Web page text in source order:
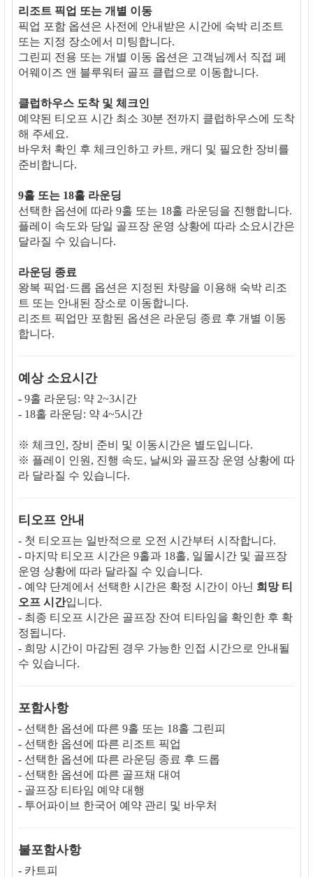
리조트 픽업 또는 개별 이동
픽업 포함 옵션은 사전에 안내받은 시간에 숙박 리조트
또는 지정 장소에서 미팅합니다.
그린피 전용 또는 개별 이동 옵션은 고객님께서 직접 페
어웨이즈 앤 블루워터 골프 클럽으로 이동합니다.
클럽하우스 도착 및 체크인
예약된 티오프 시간 최소 30분 전까지 클럽하우스에 도착
해 주세요.
바우처 확인 후 체크인하고 카트, 캐디 및 필요한 장비를
준비합니다.
9홀 또는 18홀 라운딩
선택한 옵션에 따라 9홀 또는 18홀 라운딩을 진행합니다.
플레이 속도와 당일 골프장 운영 상황에 따라 소요시간은
달라질 수 있습니다.
라운딩 종료
왕복 픽업·드롭 옵션은 지정된 차량을 이용해 숙박 리조
트 또는 안내된 장소로 이동합니다.
리조트 픽업만 포함된 옵션은 라운딩 종료 후 개별 이동
합니다.
예상 소요시간
- 9홀 라운딩: 약 2~3시간
- 18홀 라운딩: 약 4~5시간
※ 체크인, 장비 준비 및 이동시간은 별도입니다.
※ 플레이 인원, 진행 속도, 날씨와 골프장 운영 상황에 따
라 달라질 수 있습니다.
티오프 안내
- 첫 티오프는 일반적으로 오전 시간부터 시작합니다.
- 마지막 티오프 시간은 9홀과 18홀, 일몰시간 및 골프장
운영 상황에 따라 달라질 수 있습니다.
- 예약 단계에서 선택한 시간은 확정 시간이 아닌 희망 티
오프 시간입니다.
- 최종 티오프 시간은 골프장 잔여 티타임을 확인한 후 확
정됩니다.
- 희망 시간이 마감된 경우 가능한 인접 시간으로 안내될
수 있습니다.
포함사항
- 선택한 옵션에 따른 9홀 또는 18홀 그린피
- 선택한 옵션에 따른 리조트 픽업
- 선택한 옵션에 따른 라운딩 종료 후 드롭
- 선택한 옵션에 따른 골프채 대여
- 골프장 티타임 예약 대행
- 투어파이브 한국어 예약 관리 및 바우처
불포함사항
- 카트피